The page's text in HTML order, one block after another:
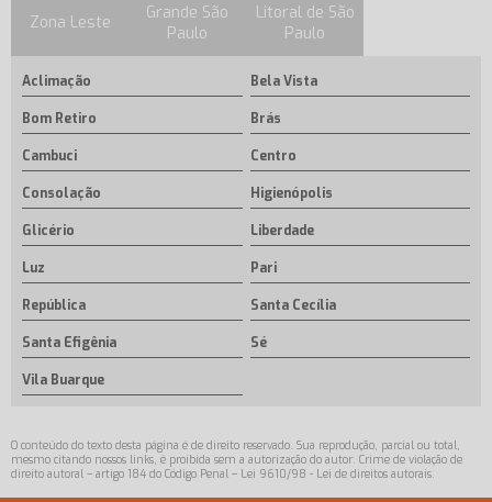
Zona Leste
Grande São
Paulo
Litoral de São
Paulo
Aclimação Bela Vista
Bom Retiro Brás
Cambuci Centro
Consolação Higienópolis
Glicério Liberdade
Luz Pari
República Santa Cecília
Santa Efigênia Sé
Vila Buarque
O conteúdo do texto desta página é de direito reservado. Sua reprodução, parcial ou total,
mesmo citando nossos links, é proibida sem a autorização do autor. Crime de violação de
direito autoral – artigo 184 do Código Penal – Lei 9610/98 - Lei de direitos autorais.